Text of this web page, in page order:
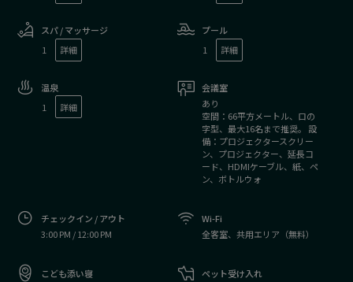
スパ / マッサージ
1
詳細
プール
1
詳細
温泉
1
詳細
会議室
あり
空間：66平方メートル、ロの
字型、最大16名まで推奨。 設
備：プロジェクタースクリー
ン、プロジェクター、延長コ
ード、HDMIケーブル、紙、ペ
ン、ボトルウォ
チェックイン / アウト
3:00 PM / 12:00 PM
Wi-Fi
全客室、共用エリア（無料）
こども添い寝
ペット受け入れ